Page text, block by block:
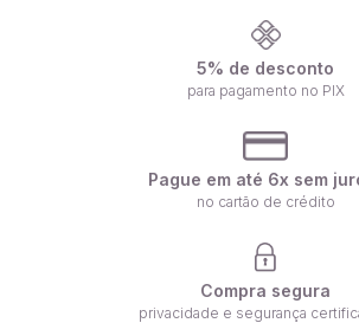
5% de desconto
para pagamento no PIX
Pague em até 6x sem
no cartão de crédito
Compra segura
privacidade e segurança